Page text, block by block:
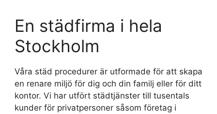
En städfirma i hela
Stockholm
Våra städ procedurer är utformade för att skapa
en renare miljö för dig och din familj eller för ditt
kontor. Vi har utfört städtjänster till tusentals
kunder för privatpersoner såsom företag i